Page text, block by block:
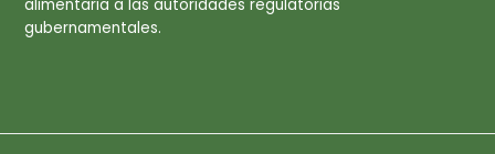
alimentaria a las autoridades regulatorias
gubernamentales.